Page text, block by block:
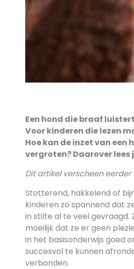
Een hond die braaf
Voor kinderen die lezen
Hoe kan de inzet van een
vergroten? Daarover lees
Dit artikel verscheen
Stotterend, hakkelend of
kinderen zo spannend dat
in stilte al te veel gevraagd.
moeilijk dat ze er geen
in het basisonderwijs goed
succesvol te kunnen
verbonden.